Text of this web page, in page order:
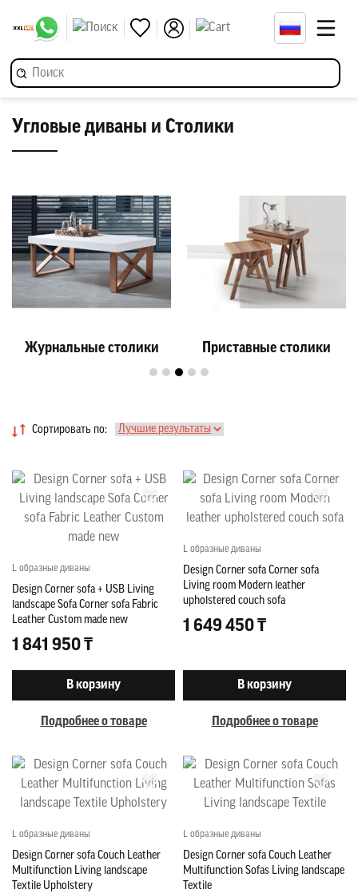
Угловые диваны и Столики
Журнальные столики Приставные столики
Сортировать по:
L образные диваны
Design Corner sofa + USB Living
landscape Sofa Corner sofa Fabric
Leather Custom made new
1 841 950 ₸
В корзину
Подробнее о товаре
L образные диваны
Design Corner sofa Corner sofa
Living room Modern leather
upholstered couch sofa
1 649 450 ₸
В корзину
Подробнее о товаре
L образные диваны
Design Corner sofa Couch Leather
Multifunction Living landscape
Textile Upholstery
L образные диваны
Design Corner sofa Couch Leather
Multifunction Sofas Living landscape
Textile